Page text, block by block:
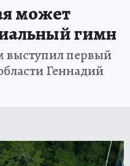
может
гимн
выступил первый
Геннадий